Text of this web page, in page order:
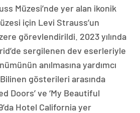
Müzesi’nde yer alan ikonik
için Levi Strauss’un
görevlendirildi. 2023 yılında
sergilenen dev eserleriyle
anılmasına yardımcı
gösterileri arasında
Doors’ ve ‘My Beautiful
Hotel California yer